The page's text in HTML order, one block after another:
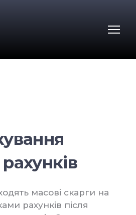
масові скарги на
рахунків після